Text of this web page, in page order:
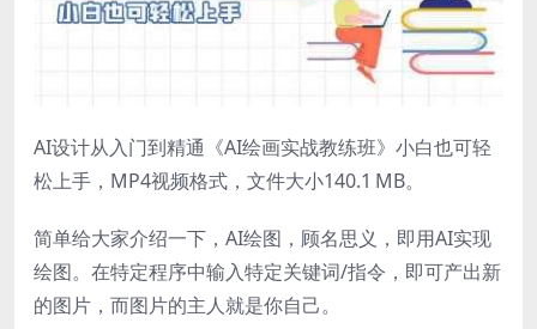
AI设计从入门到精通《AI绘画实战教练班》小白也可轻
松上手，MP4视频格式，文件大小140.1 MB。
简单给大家介绍一下，AI绘图，顾名思义，即用AI实现
绘图。在特定程序中输入特定关键词/指令，即可产出新
的图片，而图片的主人就是你自己。